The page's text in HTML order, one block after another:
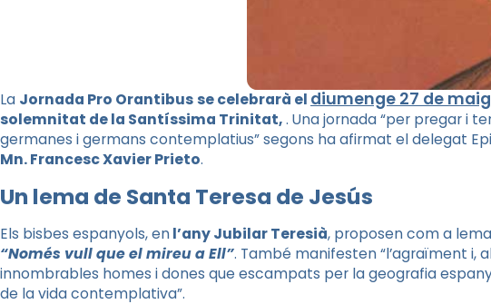
La Jornada Pro Orantibus se celebrarà el diumenge 27 de maig
solemnitat de la Santíssima Trinitat,. Una jornada “per pregar i
germanes i germans contemplatius” segons ha afirmat el delegat
Mn. Francesc Xavier Prieto.
Un lema de Santa Teresa de Jesús
Els bisbes espanyols, enl’any Jubilar Teresià, proposen com a
“Només vull que el mireu a Ell”. També manifesten “l’agraïment i,
innombrables homes i dones que escampats per la geografia
de la vida contemplativa”.